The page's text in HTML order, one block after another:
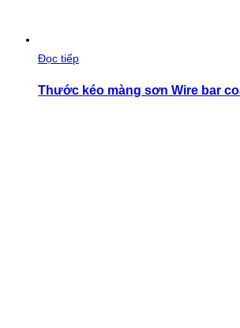
Đọc tiếp
Thước kéo màng sơn Wire bar